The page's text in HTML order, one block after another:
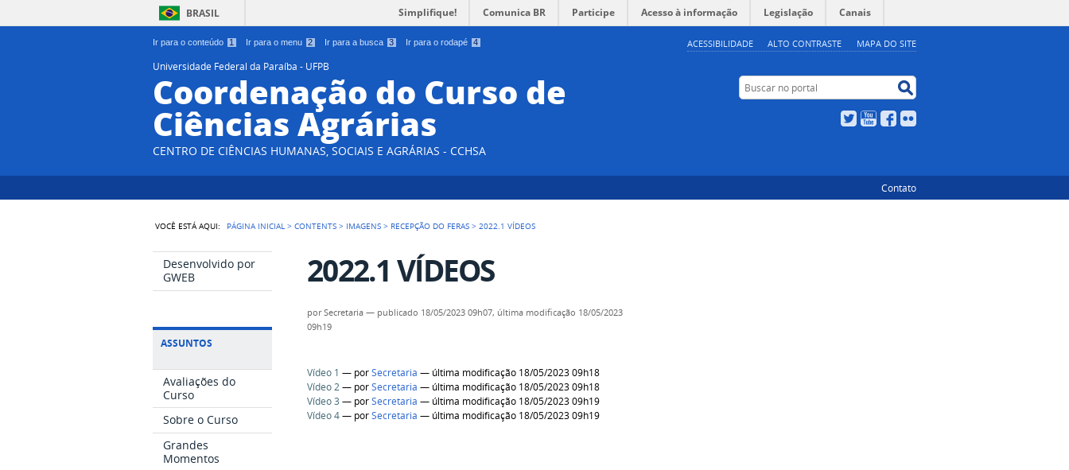
Ir para o conteúdo 1 Ir para o menu 2 Ir para a busca 3 Ir para o rodapé 4 ACESSIBILIDADE ALTO CONTRASTE MAPA DO SITE
BRASIL Simplifique! Comunica BR Participe Acesso à informação Legislação Canais
Universidade Federal da Paraíba - UFPB
Coordenação do Curso de
Ciências Agrárias
CENTRO DE CIÊNCIAS HUMANAS, SOCIAIS E AGRÁRIAS - CCHSA
Buscar no portal
TwitterYouTubeFacebook
Contato
VOCÊ ESTÁ AQUI: PÁGINA INICIAL >CONTENTS > IMAGENS > RECEPÇÃO DO FERAS >2022.1 VÍDEOS
Desenvolvido por
GWEB
ASSUNTOS
Avaliações do
Curso
Sobre o Curso
Grandes
Momentos
2022.1 VÍDEOS
porSecretaria — publicado 18/05/2023 09h07, última modificação 18/05/2023
09h19
Vídeo 1 — porSecretaria — última modificação 18/05/2023 09h18
Vídeo 2— porSecretaria — última modificação 18/05/2023 09h18
Vídeo 3 — porSecretaria — última modificação 18/05/2023 09h19
Vídeo 4— porSecretaria — última modificação 18/05/2023 09h19